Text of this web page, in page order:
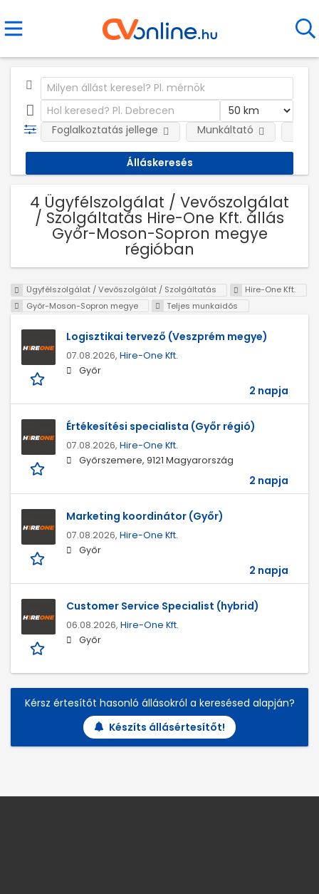
Foglalkoztatás jellege Munkáltató
4 Ügyfélszolgálat / Vevőszolgálat
/ Szolgáltatás Hire-One Kft. állás
Győr-Moson-Sopron megye
régióban
Ügyfélszolgálat / Vevőszolgálat / Szolgáltatás
Hire-One Kft.
Győr-Moson-Sopron megye
Teljes munkaidős
Logisztikai tervező (Veszprém megye)
07.08.2026, Hire-One Kft.
Győr
2 napja
Értékesítési specialista (Győr régió)
07.08.2026, Hire-One Kft.
Győrszemere, 9121 Magyarország
2 napja
Marketing koordinátor (Győr)
07.08.2026, Hire-One Kft.
Győr
2 napja
Customer Service Specialist (hybrid)
06.08.2026, Hire-One Kft.
Győr
Kérsz értesítőt hasonló állásokról a keresésed alapján?
Készíts állásértesítőt!